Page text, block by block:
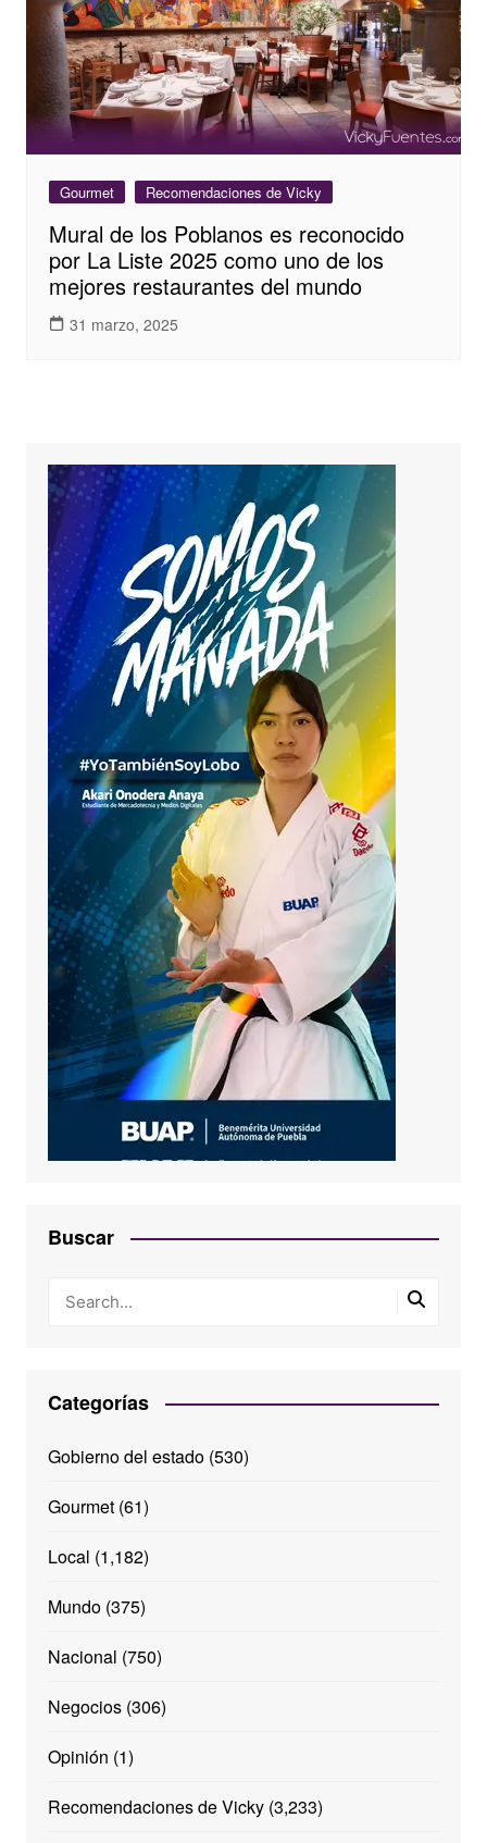
Gourmet Recomendaciones de Vicky
Mural de los Poblanos es reconocido
por La Liste 2025 como uno de los
mejores restaurantes del mundo
31 marzo, 2025
Buscar
Categorías
Gobierno del estado(530)
Gourmet(61)
Local (1,182)
Mundo(375)
Nacional (750)
Negocios(306)
Opinión (1)
Recomendaciones de Vicky(3,233)